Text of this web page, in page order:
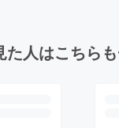
た人はこちら